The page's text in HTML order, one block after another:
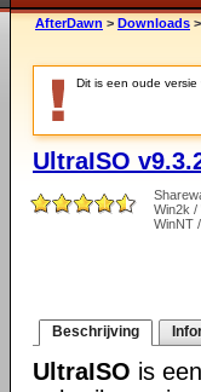
AfterDawn > Downloads >
Dit is een oude
UltraISO
Win2k /
WinNT
Beschrijving
UltraISO is